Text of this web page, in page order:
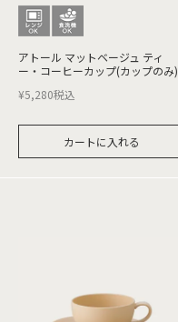
アトール マットベージュ ティ
ー・コーヒーカップ(カップのみ)
¥5,280税込
カートに入れる